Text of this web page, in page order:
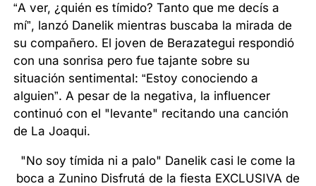
“A ver, ¿quién es tímido? Tanto que me decís a
mí”, lanzó Danelik mientras buscaba la mirada de
su compañero. El joven de Berazategui respondió
con una sonrisa pero fue tajante sobre su
situación sentimental: “Estoy conociendo a
alguien”. A pesar de la negativa, la influencer
continuó con el "levante" recitando una canción
de La Joaqui.
"No soy tímida ni a palo" Danelik casi le come la
boca a Zunino Disfrutá de la fiesta EXCLUSIVA de